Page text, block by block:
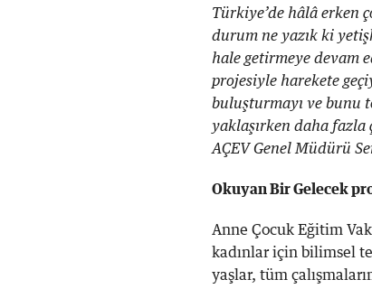
Türkiye’de hâlâ erken
durum ne yazık ki
hale getirmeye devam
projesiyle harekete
buluşturmayı ve bunu
yaklaşırken daha fazla
AÇEV Genel Müdürü
Okuyan Bir Gelecek
Anne Çocuk Eğitim
kadınlar için bilimsel
yaşlar, tüm